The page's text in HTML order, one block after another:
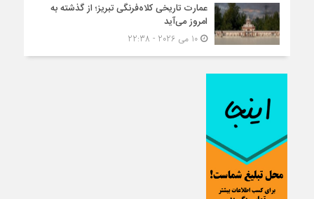
عمارت تاریخی کلاه‌فرنگی تبریز؛ از گذشته به
امروز می‌آید
10 می 2026 - 22:38